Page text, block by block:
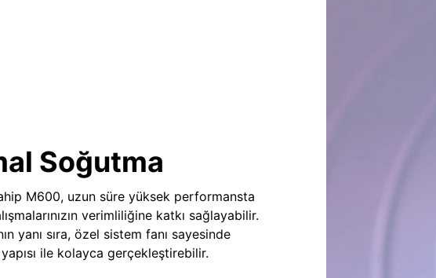
Soğutma
M600, uzun süre yüksek performansta
verimliliğine katkı sağlayabilir.
yanı sıra, özel sistem fanı sayesinde
yapısı ile kolayca gerçekleştirebilir.